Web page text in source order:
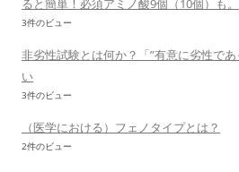
ると簡単！必須アミノ酸9個（10個）も。
3件のビュー
非劣性試験とは何か？「”有意に劣性で
い
3件のビュー
（医学における）フェノタイプとは？
2件のビュー